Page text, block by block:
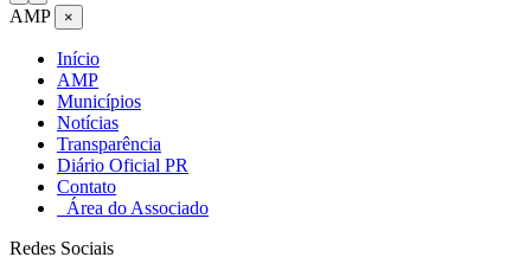
AMP ×
Início
AMP
Municípios
Notícias
Transparência
Diário Oficial PR
Contato
Área do Associado
Redes Sociais